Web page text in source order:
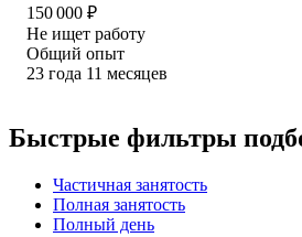
150 000 ₽
Не ищет работу
Общий опыт
23 года 11 месяцев
Быстрые фильтры
Частичная занятость
Полная занятость
Полный день